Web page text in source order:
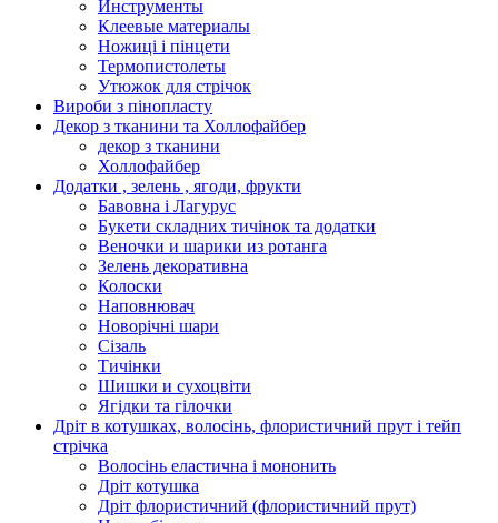
Инструменты
Клеевые материалы
Ножиці і пінцети
Термопистолеты
Утюжок для стрічок
Вироби з пінопласту
Декор з тканини та Холлофайбер
декор з тканини
Холлофайбер
Додатки , зелень , ягоди, фрукти
Бавовна і Лагурус
Букети складних тичінок та додатки
Веночки и шарики из ротанга
Зелень декоративна
Колоски
Наповнювач
Новорічні шари
Сізаль
Тичінки
Шишки и сухоцвіти
Ягідки та гілочки
Дріт в котушках, волосінь, флористичний прут і тейп
стрічка
Волосінь еластична і мононить
Дріт котушка
Дріт флористичний (флористичний прут)